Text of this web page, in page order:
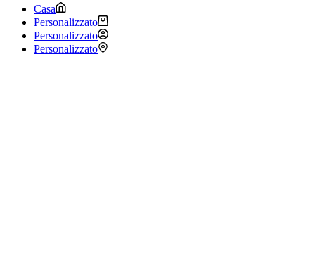
Casa
Personalizzato
Personalizzato
Personalizzato